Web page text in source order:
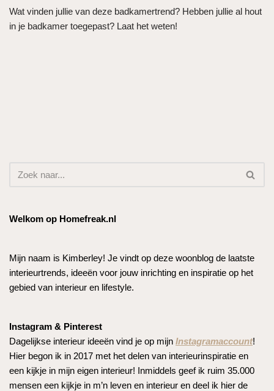
Wat vinden jullie van deze badkamertrend? Hebben jullie al hout
in je badkamer toegepast? Laat het weten!
Welkom op Homefreak.nl
Mijn naam is Kimberley! Je vindt op deze woonblog de laatste
interieurtrends, ideeën voor jouw inrichting en inspiratie op het
gebied van interieur en lifestyle.
Instagram & Pinterest
Dagelijkse interieur ideeën vind je op mijn Instagramaccount!
Hier begon ik in 2017 met het delen van interieurinspiratie en
een kijkje in mijn eigen interieur! Inmiddels geef ik ruim 35.000
mensen een kijkje in m’n leven en interieur en deel ik hier de